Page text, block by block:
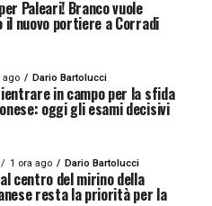
Paleari! Branco vuole
nuovo portiere a Corradi
ago Dario Bartolucci
in campo per la sfida
oggi gli esami decisivi
1 ora ago Dario Bartolucci
centro del mirino della
resta la priorità per la